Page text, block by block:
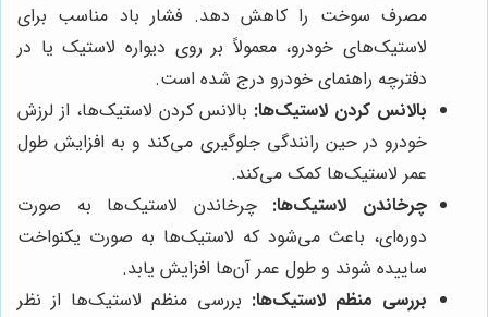
مصرف سوخت را کاهش دهد. فشار باد مناسب برای
لاستیک‌های خودرو، معمولاً بر روی دیواره لاستیک یا در
دفترچه راهنمای خودرو درج شده است.
بالانس کردن لاستیک‌ها: بالانس کردن لاستیک‌ها، از لرزش
خودرو در حین رانندگی جلوگیری می‌کند و به افزایش طول
عمر لاستیک‌ها کمک می‌کند.
چرخاندن لاستیک‌ها: چرخاندن لاستیک‌ها به صورت
دوره‌ای، باعث می‌شود که لاستیک‌ها به صورت یکنواخت
ساییده شوند و طول عمر آن‌ها افزایش یابد.
بررسی منظم لاستیک‌ها: بررسی منظم لاستیک‌ها از نظر